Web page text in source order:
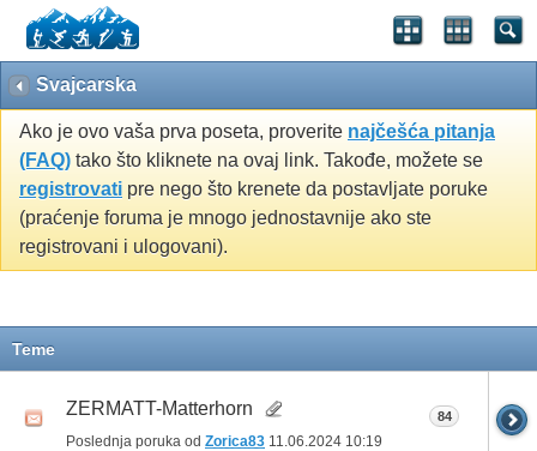
Svajcarska
Ako je ovo vaša prva poseta, proverite najčešća pitanja
(FAQ) tako što kliknete na ovaj link. Takođe, možete se
registrovati pre nego što krenete da postavljate poruke
(praćenje foruma je mnogo jednostavnije ako ste
registrovani i ulogovani).
Teme
ZERMATT-Matterhorn
Poslednja poruka od Zorica83 11.06.2024 10:19
84